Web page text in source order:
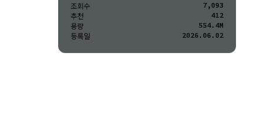
조회수
7,093
추천
412
용량
554.4M
등록일
2026.06.02